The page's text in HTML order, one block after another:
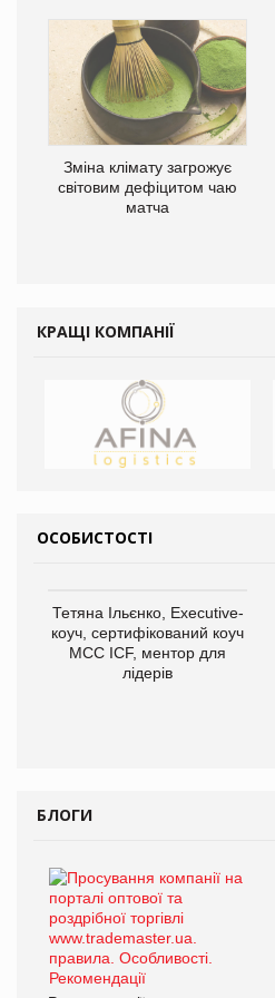
Зміна клімату загрожує
світовим дефіцитом чаю
матча
КРАЩІ КОМПАНІЇ
ОСОБИСТОСТІ
Тетяна Ільєнко, Executive-
коуч, сертифікований коуч
МСС ICF, ментор для
лідерів
БЛОГИ